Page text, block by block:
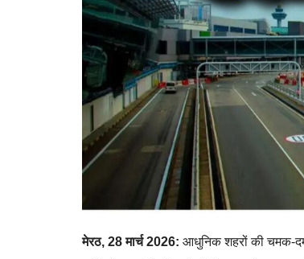
मेरठ, 28 मार्च 2026: आधुनिक शहरों की चमक-